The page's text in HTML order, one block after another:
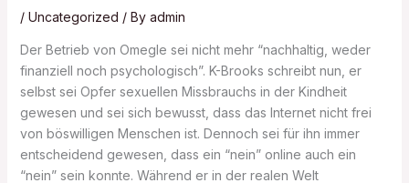
/ Uncategorized / By admin
Der Betrieb von Omegle sei nicht mehr “nachhaltig, weder
finanziell noch psychologisch”. K-Brooks schreibt nun, er
selbst sei Opfer sexuellen Missbrauchs in der Kindheit
gewesen und sei sich bewusst, dass das Internet nicht frei
von böswilligen Menschen ist. Dennoch sei für ihn immer
entscheidend gewesen, dass ein “nein” online auch ein
“nein” sein konnte. Während er in der realen Welt